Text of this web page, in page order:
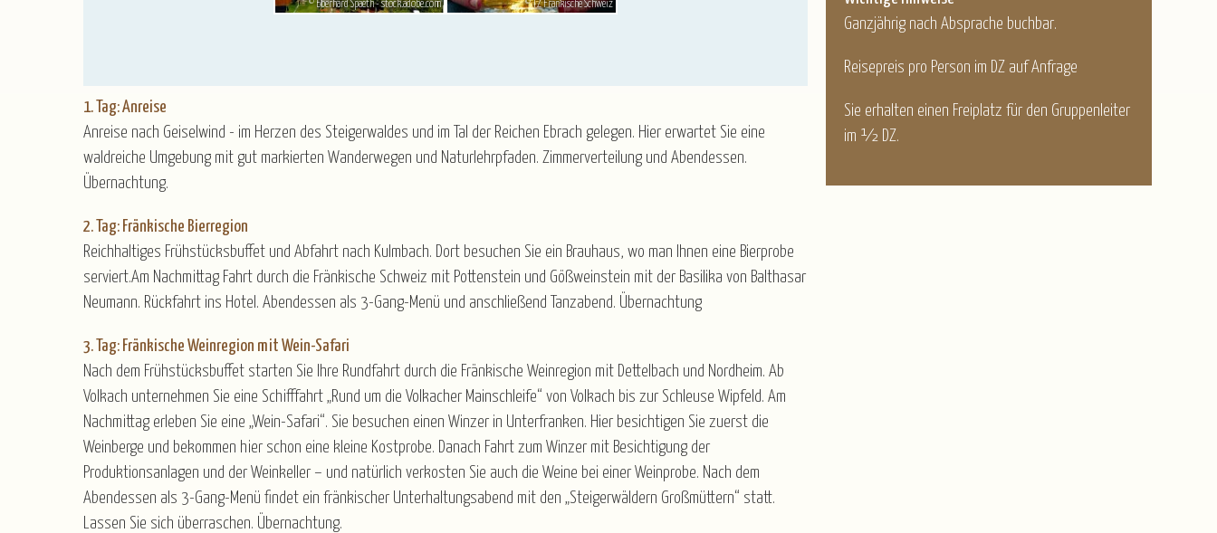
© Eberhard Spaeth - stock.adobe.com © TZ Fränkische Schweiz
1. Tag: Anreise
Anreise nach Geiselwind - im Herzen des Steigerwaldes und im Tal der Reichen Ebrach gelegen. Hier erwartet Sie eine
waldreiche Umgebung mit gut markierten Wanderwegen und Naturlehrpfaden. Zimmerverteilung und Abendessen.
Übernachtung.
2. Tag: Fränkische Bierregion
Reichhaltiges Frühstücksbuffet und Abfahrt nach Kulmbach. Dort besuchen Sie ein Brauhaus, wo man Ihnen eine Bierprobe
serviert.Am Nachmittag Fahrt durch die Fränkische Schweiz mit Pottenstein und Gößweinstein mit der Basilika von Balthasar
Neumann. Rückfahrt ins Hotel. Abendessen als 3-Gang-Menü und anschließend Tanzabend. Übernachtung
3. Tag: Fränkische Weinregion mit Wein-Safari
Nach dem Frühstücksbuffet starten Sie Ihre Rundfahrt durch die Fränkische Weinregion mit Dettelbach und Nordheim. Ab
Volkach unternehmen Sie eine Schifffahrt „Rund um die Volkacher Mainschleife“ von Volkach bis zur Schleuse Wipfeld. Am
Nachmittag erleben Sie eine „Wein-Safari“. Sie besuchen einen Winzer in Unterfranken. Hier besichtigen Sie zuerst die
Weinberge und bekommen hier schon eine kleine Kostprobe. Danach Fahrt zum Winzer mit Besichtigung der
Produktionsanlagen und der Weinkeller – und natürlich verkosten Sie auch die Weine bei einer Weinprobe. Nach dem
Abendessen als 3-Gang-Menü findet ein fränkischer Unterhaltungsabend mit den „Steigerwäldern Großmüttern“ statt.
Lassen Sie sich überraschen. Übernachtung.
Ganzjährig nach Absprache buchbar.
Reisepreis pro Person im DZ auf Anfrage
Sie erhalten einen Freiplatz für den Gruppenleiter
im ½ DZ.